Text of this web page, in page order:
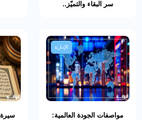
سر البقاء والتميّز..
الإدارة
مواصفات الجودة العالمية:
سيرة